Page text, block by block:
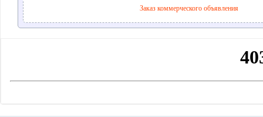
Заказ коммерческого объявления